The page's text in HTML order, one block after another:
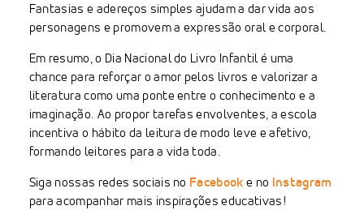
Fantasias e adereços simples ajudam a dar vida aos
personagens e promovem a expressão oral e corporal.
Em resumo, o Dia Nacional do Livro Infantil é uma
chance para reforçar o amor pelos livros e valorizar a
literatura como uma ponte entre o conhecimento e a
imaginação. Ao propor tarefas envolventes, a escola
incentiva o hábito da leitura de modo leve e afetivo,
formando leitores para a vida toda.
Siga nossas redes sociais no Facebook e no Instagram
para acompanhar mais inspirações educativas!